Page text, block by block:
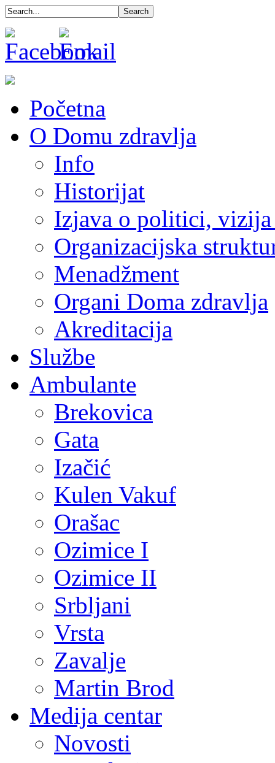
Početna
O Domu zdravlja
Info
Historijat
Izjava o politici,
Organizacijska
Menadžment
Organi Doma zdravlja
Akreditacija
Službe
Ambulante
Brekovica
Gata
Izačić
Kulen Vakuf
Orašac
Ozimice I
Ozimice II
Srbljani
Vrsta
Zavalje
Martin Brod
Medija centar
Novosti